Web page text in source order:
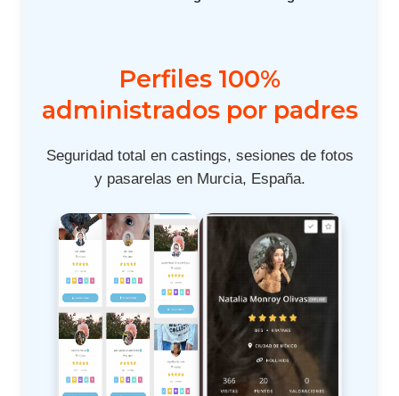
Perfiles 100%
administrados por padres
Seguridad total en castings, sesiones de fotos
y pasarelas en Murcia, España.